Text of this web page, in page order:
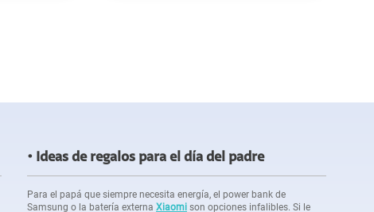
Ideas de regalos para el día del padre
Para el papá que siempre necesita energía, el power bank de
Samsung o la batería externa Xiaomi son opciones infalibles. Si le